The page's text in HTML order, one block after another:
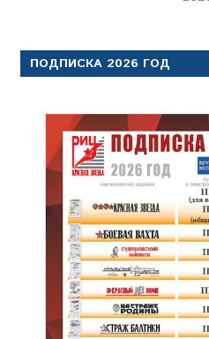
ПОДПИСКА 2026 ГОД